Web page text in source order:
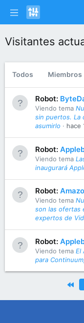
Visitantes
Todos Miembros
Robot:
Viendo tema
sin puertos. La
asumirlo
hace
Robot:
Viendo tema
inaugurará
Robot:
Viendo tema
son las ofertas
expertos de
Robot:
Viendo tema El
para